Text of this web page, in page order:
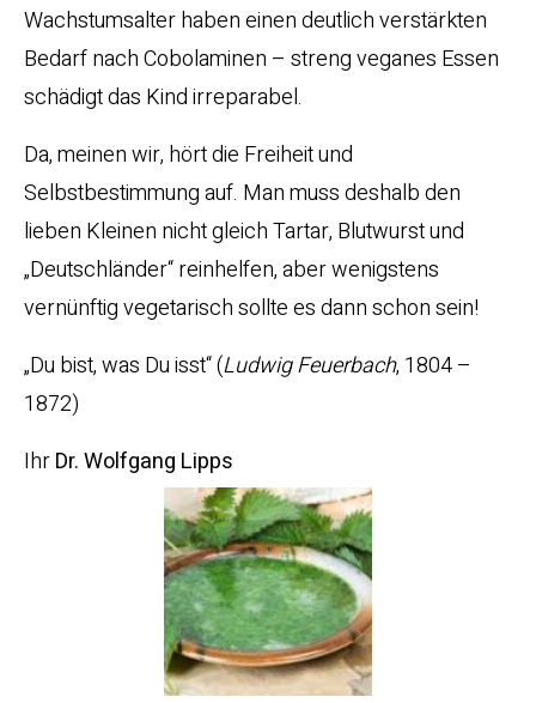
Wachstumsalter haben einen deutlich verstärkten
Bedarf nach Cobolaminen – streng veganes Essen
schädigt das Kind irreparabel.
Da, meinen wir, hört die Freiheit und
Selbstbestimmung auf. Man muss deshalb den
lieben Kleinen nicht gleich Tartar, Blutwurst und
„Deutschländer“ reinhelfen, aber wenigstens
vernünftig vegetarisch sollte es dann schon sein!
„Du bist, was Du isst“ (Ludwig Feuerbach, 1804 –
1872)
IhrDr. Wolfgang Lipps